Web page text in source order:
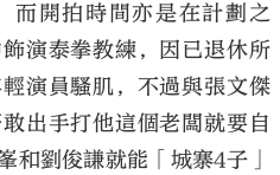
而開拍時間亦是在計劃之
演泰拳教練，因已退休所
演員騷肌，不過與張文傑
出手打他這個老闆就要自
和劉俊謙就能「城寨4子」